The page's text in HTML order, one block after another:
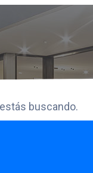
buscando.